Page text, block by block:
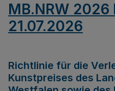
MB.NRW 2026
21.07.2026
Richtlinie für die
Kunstpreises des